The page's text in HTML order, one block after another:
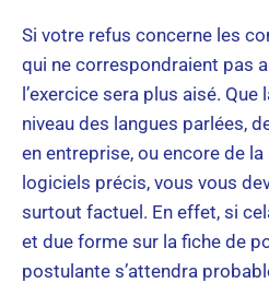
Si votre refus concerne les
qui ne correspondraient pas
l’exercice sera plus aisé.
niveau des langues parlées,
en entreprise, ou encore de
logiciels précis, vous vous
surtout factuel. En effet, si
et due forme sur la fiche de
postulante s’attendra